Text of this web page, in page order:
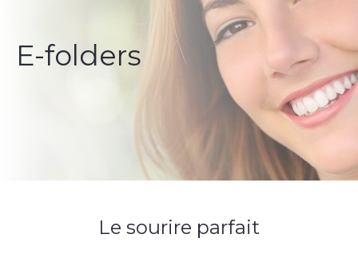
E-folders
Le sourire parfait